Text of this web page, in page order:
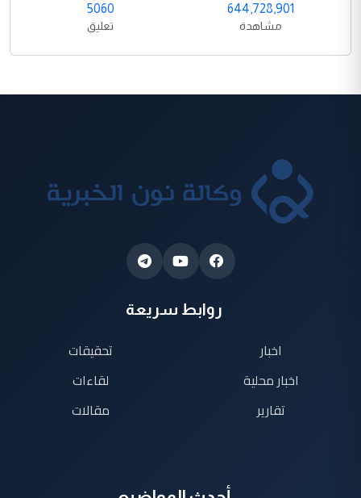
644,728,901
مشاهدة
5060
تعليق
روابط سريعة
اخبار
اخبار محلية
تقارير
تحقيقات
لقاءات
مقالات